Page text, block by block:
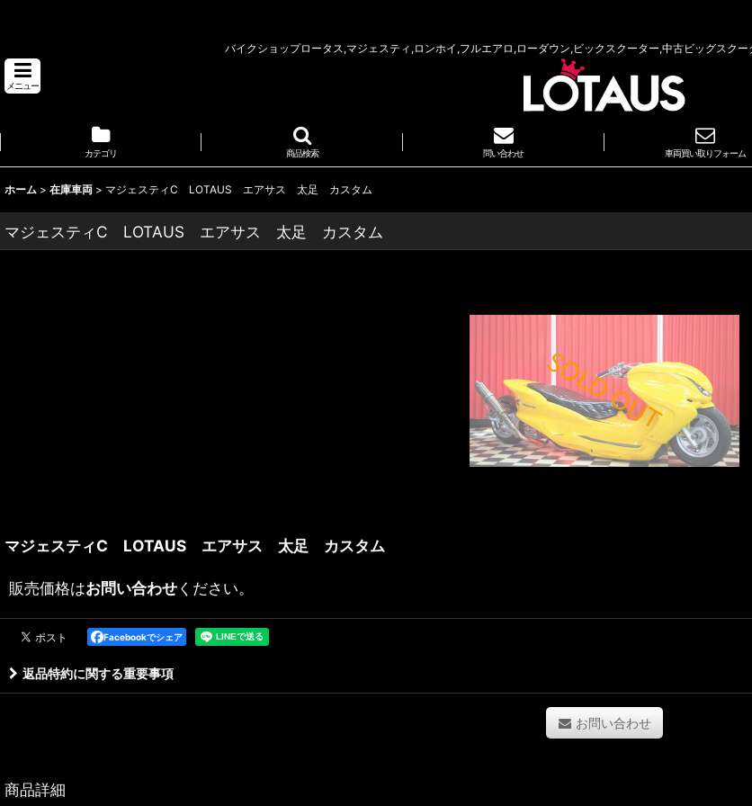
バイクショップロータス,マジェスティ,ロンホイ,フルエアロ,ローダウン,ビックスクーター,中古ビッグスク
メニュー
カテゴリ 商品検索 問い合わせ 車両買い取りフォーム
ホーム > 在庫車両 > マジェスティC LOTAUS エアサス 太足 カスタム
マジェスティC LOTAUS エアサス 太足 カスタム
マジェスティC LOTAUS エアサス 太足 カスタム
販売価格はお問い合わせください。
Facebookでシェア
返品特約に関する重要事項
お問い合わせ
商品詳細